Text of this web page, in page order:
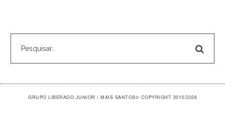
GRUPO LIBERADO JUNIOR \ MAIS SANTOS© COPYRIGHT 2013/2026